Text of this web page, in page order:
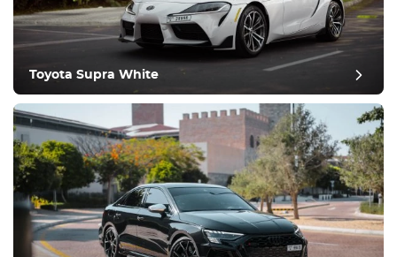
ביקורת פוסט
Toyota Supra White